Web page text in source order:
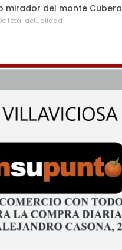
mirador del monte Cubera
total actualidad